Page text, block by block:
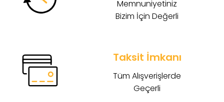
Memnuniyetiniz
Bizim İçin Değerli
Taksit İmkanı
Tüm Alışverişlerde
Geçerli